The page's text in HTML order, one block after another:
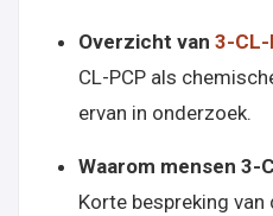
Overzicht van 3-CL-
CL-PCP als
ervan in onderzoek.
Waarom mensen 3-
Korte bespreking